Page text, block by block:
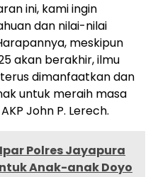
ini, kami ingin
dan nilai-nilai
meskipun
akan berakhir, ilmu
dimanfaatkan dan
untuk meraih masa
John P. Lerech.
Polres Jayapura
Anak-anak Doyo